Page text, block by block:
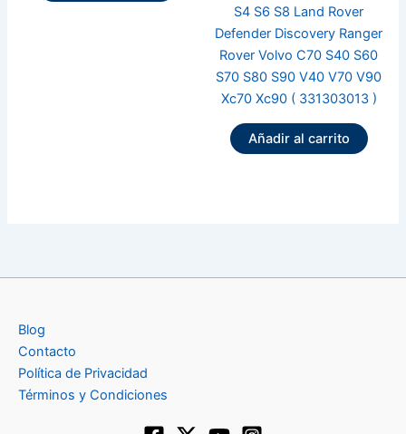
S4 S6 S8 Land Rover
Defender Discovery Ranger
Rover Volvo C70 S40 S60
S70 S80 S90 V40 V70 V90
Xc70 Xc90 ( 331303013 )
Añadir al carrito
Blog
Contacto
Política de Privacidad
Términos y Condiciones